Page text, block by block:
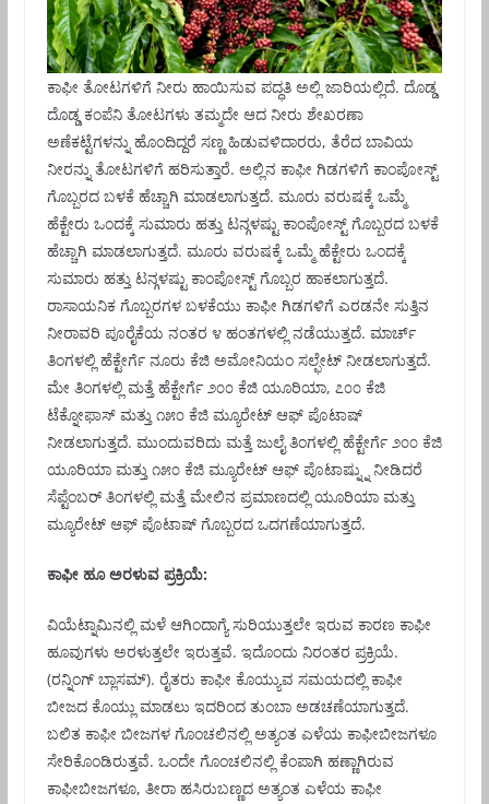
ಕಾಫೀ ತೋಟಗಳಿಗೆ ನೀರು ಹಾಯಿಸುವ ಪದ್ಧತಿ ಅಲ್ಲಿ ಜಾರಿಯಲ್ಲಿದೆ. ದೊಡ್ಡ
ದೊಡ್ಡ ಕಂಪೆನಿ ತೋಟಗಳು ತಮ್ಮದೇ ಆದ ನೀರು ಶೇಖರಣಾ
ಅಣೆಕಟ್ಟೆಗಳನ್ನು ಹೊಂದಿದ್ದರೆ ಸಣ್ಣ ಹಿಡುವಳಿದಾರರು, ತೆರೆದ ಬಾವಿಯ
ನೀರನ್ನು ತೋಟಗಳಿಗೆ ಹರಿಸುತ್ತಾರೆ. ಅಲ್ಲಿನ ಕಾಫೀ ಗಿಡಗಳಿಗೆ ಕಾಂಪೋಸ್ಟ್
ಗೊಬ್ಬರದ ಬಳಕೆ ಹೆಚ್ಚಾಗಿ ಮಾಡಲಾಗುತ್ತದೆ. ಮೂರು ವರುಷಕ್ಕೆ ಒಮ್ಮೆ
ಹೆಕ್ಟೇರು ಒಂದಕ್ಕೆ ಸುಮಾರು ಹತ್ತು ಟನ್ಗಳಷ್ಟು ಕಾಂಪೋಸ್ಟ್ ಗೊಬ್ಬರದ ಬಳಕೆ
ಹೆಚ್ಚಾಗಿ ಮಾಡಲಾಗುತ್ತದೆ. ಮೂರು ವರುಷಕ್ಕೆ ಒಮ್ಮೆ ಹೆಕ್ಟೇರು ಒಂದಕ್ಕೆ
ಸುಮಾರು ಹತ್ತು ಟನ್ಗಳಷ್ಟು ಕಾಂಪೋಸ್ಟ್ ಗೊಬ್ಬರ ಹಾಕಲಾಗುತ್ತದೆ.
ರಾಸಾಯನಿಕ ಗೊಬ್ಬರಗಳ ಬಳಕೆಯು ಕಾಫೀ ಗಿಡಗಳಿಗೆ ಎರಡನೇ ಸುತ್ತಿನ
ನೀರಾವರಿ ಪೂರೈಕೆಯ ನಂತರ ೪ ಹಂತಗಳಲ್ಲಿ ನಡೆಯುತ್ತದೆ. ಮಾರ್ಚ್
ತಿಂಗಳಲ್ಲಿ ಹೆಕ್ಟೇರ್ಗೆ ನೂರು ಕೆಜಿ ಅಮೋನಿಯಂ ಸಲ್ಫೇಟ್ ನೀಡಲಾಗುತ್ತದೆ.
ಮೇ ತಿಂಗಳಲ್ಲಿ ಮತ್ತೆ ಹೆಕ್ಟೇರ್ಗೆ ೨೦೦ ಕೆಜಿ ಯೂರಿಯಾ, ೭೦೦ ಕೆಜಿ
ಟೆಕ್ನೋಫಾಸ್ ಮತ್ತು ೧೫೦ ಕೆಜಿ ಮ್ಯೂರೇಟ್ ಆಫ್ ಪೊಟಾಷ್
ನೀಡಲಾಗುತ್ತದೆ. ಮುಂದುವರಿದು ಮತ್ತೆ ಜುಲೈ ತಿಂಗಳಲ್ಲಿ ಹೆಕ್ಟೇರ್ಗೆ ೨೦೦ ಕೆಜಿ
ಯೂರಿಯಾ ಮತ್ತು ೧೫೦ ಕೆಜಿ ಮ್ಯೂರೇಟ್ ಆಫ್ ಪೊಟಾಷ್ನ್ನು ನೀಡಿದರೆ
ಸೆಪ್ಟೆಂಬರ್ ತಿಂಗಳಲ್ಲಿ ಮತ್ತೆ ಮೇಲಿನ ಪ್ರಮಾಣದಲ್ಲಿ ಯೂರಿಯಾ ಮತ್ತು
ಮ್ಯೂರೇಟ್ ಆಫ್ ಪೊಟಾಷ್ ಗೊಬ್ಬರದ ಒದಗಣೆಯಾಗುತ್ತದೆ.
ಕಾಫೀ ಹೂ ಅರಳುವ ಪ್ರಕ್ರಿಯೆ:
ವಿಯೆಟ್ನಾಮಿನಲ್ಲಿ ಮಳೆ ಆಗಿಂದಾಗ್ಯೆ ಸುರಿಯುತ್ತಲೇ ಇರುವ ಕಾರಣ ಕಾಫೀ
ಹೂವುಗಳು ಅರಳುತ್ತಲೇ ಇರುತ್ತವೆ. ಇದೊಂದು ನಿರಂತರ ಪ್ರಕ್ರಿಯೆ.
(ರನ್ನಿಂಗ್ ಬ್ಲಾಸಮ್). ರೈತರು ಕಾಫೀ ಕೊಯ್ಯುವ ಸಮಯದಲ್ಲಿ ಕಾಫೀ
ಬೀಜದ ಕೊಯ್ಲು ಮಾಡಲು ಇದರಿಂದ ತುಂಬಾ ಅಡಚಣೆಯಾಗುತ್ತದೆ.
ಬಲಿತ ಕಾಫೀ ಬೀಜಗಳ ಗೊಂಚಲಿನಲ್ಲಿ ಅತ್ಯಂತ ಎಳೆಯ ಕಾಫೀಬೀಜಗಳೂ
ಸೇರಿಕೊಂಡಿರುತ್ತವೆ. ಒಂದೇ ಗೊಂಚಲಿನಲ್ಲಿ ಕೆಂಪಾಗಿ ಹಣ್ಣಾಗಿರುವ
ಕಾಫೀಬೀಜಗಳೂ, ತೀರಾ ಹಸಿರುಬಣ್ಣದ ಅತ್ಯಂತ ಎಳೆಯ ಕಾಫೀ